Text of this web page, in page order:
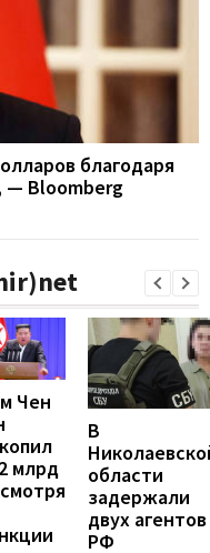
благодаря
— Bloomberg
Чен
млрд
В
области
задержали
двух агентов
РФ